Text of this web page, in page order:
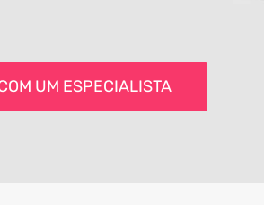
UM ESPECIALISTA